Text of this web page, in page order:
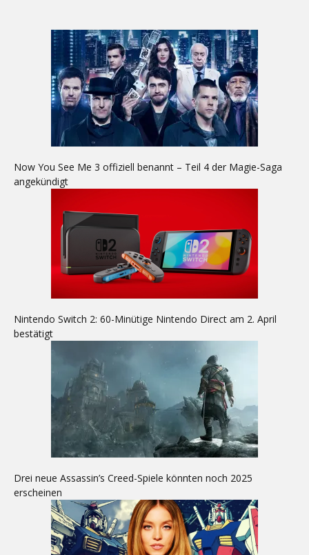
Now You See Me 3 offiziell benannt – Teil 4 der Magie-Saga
angekündigt
Nintendo Switch 2: 60-Minütige Nintendo Direct am 2. April
bestätigt
Drei neue Assassin’s Creed-Spiele könnten noch 2025
erscheinen